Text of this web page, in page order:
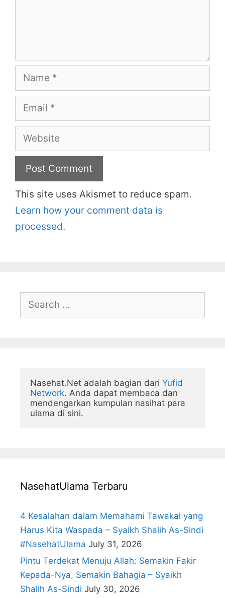
Name
Email
Website
This site uses Akismet to reduce spam.
Learn how your comment data is
processed.
Search
Nasehat.Net adalah bagian dari Yufid
Network. Anda dapat membaca dan
mendengarkan kumpulan nasihat para
ulama di sini.
NasehatUlama Terbaru
4 Kesalahan dalam Memahami Tawakal yang
Harus Kita Waspada – Syaikh Shalih As-Sindi
#NasehatUlama July 31, 2026
Pintu Terdekat Menuju Allah: Semakin Fakir
Kepada-Nya, Semakin Bahagia – Syaikh
Shalih As-Sindi July 30, 2026